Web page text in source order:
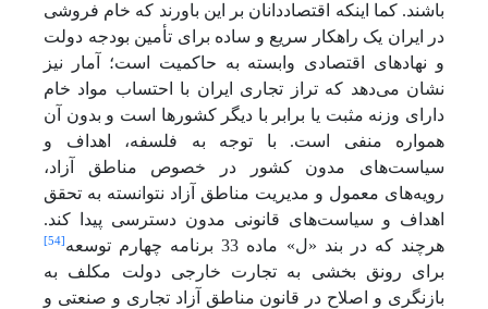
باشند. کما اینکه اقتصاددانان بر این باورند که خام فروشی
در ایران یک راهکار سریع و ساده برای تأمین بودجه دولت
و نهادهای اقتصادی وابسته به حاکمیت است؛ آمار نیز
نشان می‌دهد که تراز تجاری ایران با احتساب مواد خام
دارای وزنه مثبت یا برابر با دیگر کشورها است و بدون آن
همواره منفی است. با توجه به فلسفه، اهداف و
سیاست‌های مدون کشور در خصوص مناطق آزاد،
رویه‌های معمول و مدیریت مناطق آزاد نتوانسته به تحقق
اهداف و سیاست‌های قانونی مدون دسترسی پیدا کند.
هرچند که در بند «ل» ماده 33 برنامه چهارم توسعه
[54]
برای رونق بخشی به تجارت خارجی دولت مکلف به
بازنگری و اصلاح در قانون مناطق آزاد تجاری و صنعتی و